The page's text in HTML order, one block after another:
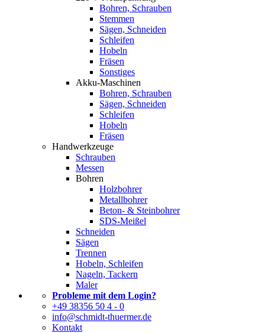
Bohren, Schrauben
Stemmen
Sägen, Schneiden
Schleifen
Hobeln
Fräsen
Sonstiges
Akku-Maschinen
Bohren, Schrauben
Sägen, Schneiden
Schleifen
Hobeln
Fräsen
Handwerkzeuge
Schrauben
Messen
Bohren
Holzbohrer
Metallbohrer
Beton- & Steinbohrer
SDS-Meißel
Schneiden
Sägen
Trennen
Hobeln, Schleifen
Nageln, Tackern
Maler
Probleme mit dem Login?
+49 38356 50 4 - 0
info@schmidt-thuermer.de
Kontakt